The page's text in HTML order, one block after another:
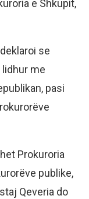
e Shkupit,
se
me
pasi
Prokuroria
publike,
Qeveria do